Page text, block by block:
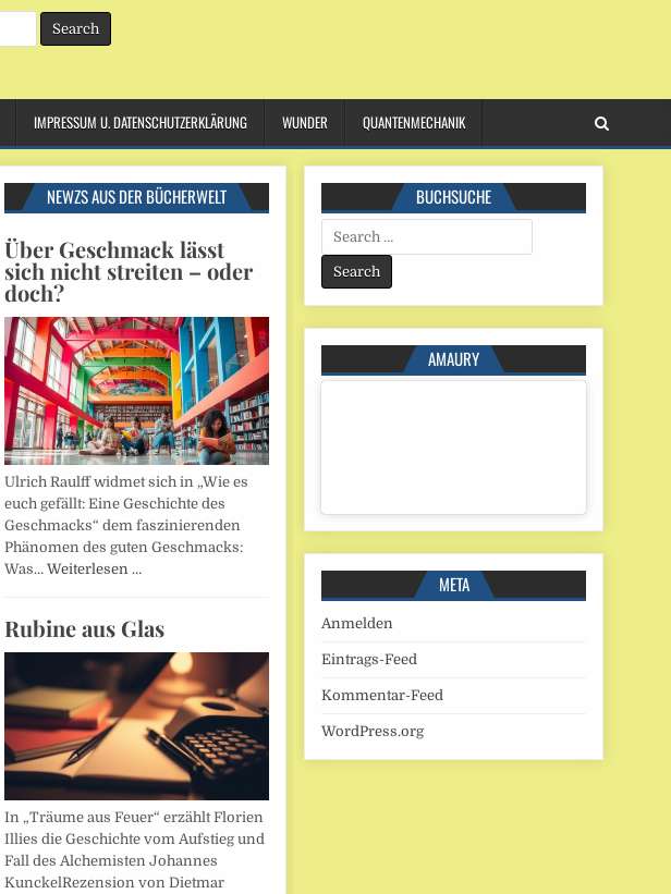
IMPRESSUM U. DATENSCHUTZERKLÄRUNG WUNDER QUANTENMECHANIK
NEWZS AUS DER BÜCHERWELT
Über Geschmack lässt
sich nicht streiten – oder
doch?
Ulrich Raulff widmet sich in „Wie es
euch gefällt: Eine Geschichte des
Geschmacks“ dem faszinierenden
Phänomen des guten Geschmacks:
Was… Weiterlesen …
Rubine aus Glas
In „Träume aus Feuer“ erzählt Florien
Illies die Geschichte vom Aufstieg und
Fall des Alchemisten Johannes
KunckelRezension von Dietmar
BUCHSUCHE
Search
for:
AMAURY
META
Anmelden
Eintrags-Feed
Kommentar-Feed
WordPress.org